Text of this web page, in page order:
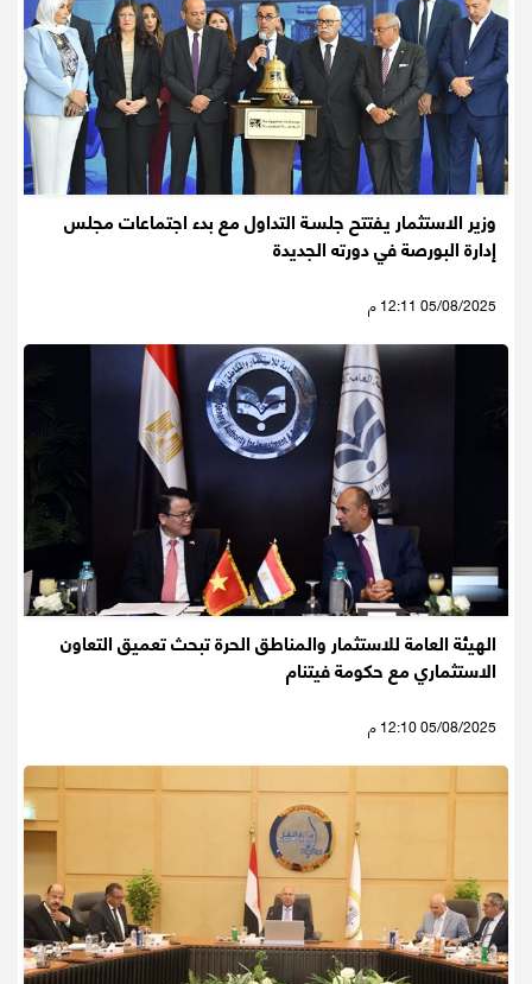
وزير الاستثمار يفتتح ﺟﻠﺴـﺔ ﺍﻟﺘﺪﺍﻭﻝ مع ﺑﺪء ﺍﺟﺘﻤﺎﻋﺎﺕ ﻣﺠﻠﺲ
ﺇﺩﺍﺭﺓ ﺍﻟﺒﻮﺭﺻﺔ ﻓﻲ ﺩﻭﺭﺗﻪ ﺍﻟﺠﺪﻳﺪﺓ
05/08/2025 12:11 م
الهيئة العامة للاستثمار والمناطق الحرة تبحث تعميق التعاون
الاستثماري مع حكومة فيتنام
05/08/2025 12:10 م